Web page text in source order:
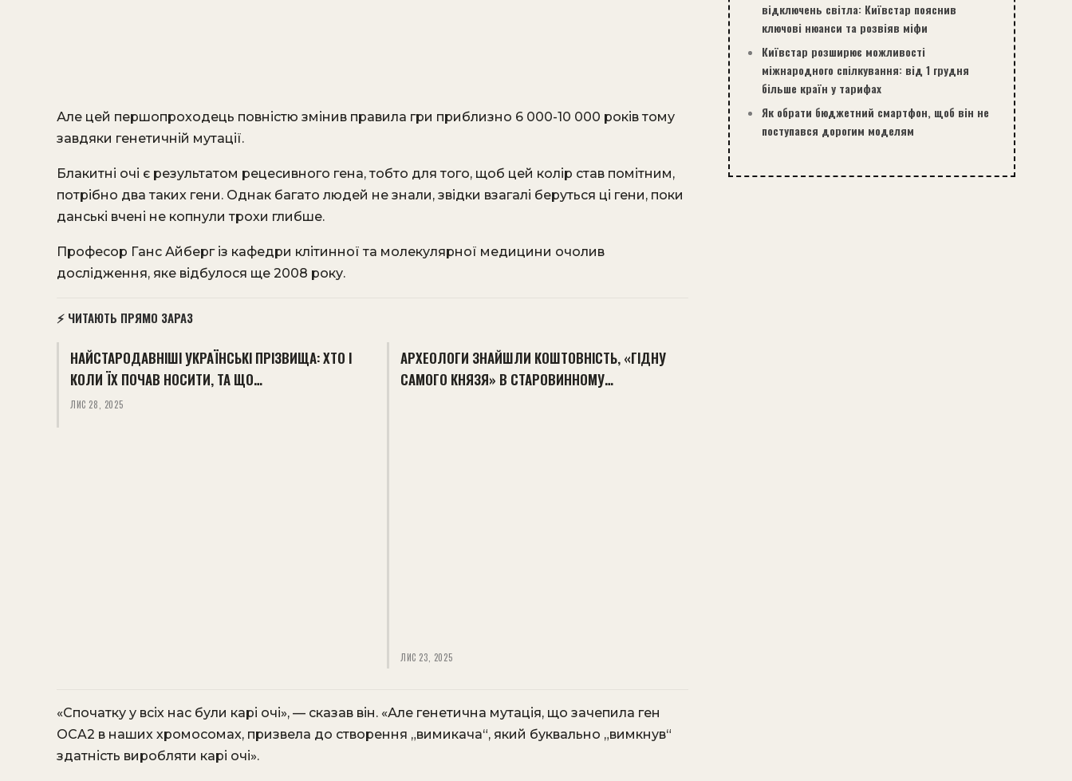
Але цей першопроходець повністю змінив правила гри приблизно 6 000-10 000 років тому
завдяки генетичній мутації.
Блакитні очі є результатом рецесивного гена, тобто для того, щоб цей колір став помітним,
потрібно два таких гени. Однак багато людей не знали, звідки взагалі беруться ці гени, поки
данські вчені не копнули трохи глибше.
Професор Ганс Айберг із кафедри клітинної та молекулярної медицини очолив
дослідження, яке відбулося ще 2008 року.
⚡ ЧИТАЮТЬ ПРЯМО ЗАРАЗ
НАЙСТАРОДАВНІШІ УКРАЇНСЬКІ ПРІЗВИЩА: ХТО І
КОЛИ ЇХ ПОЧАВ НОСИТИ, ТА ЩО…
ЛИС 28, 2025
АРХЕОЛОГИ ЗНАЙШЛИ КОШТОВНІСТЬ, «ГІДНУ
САМОГО КНЯЗЯ» В СТАРОВИННОМУ…
ЛИС 23, 2025
«Спочатку у всіх нас були карі очі», — сказав він. «Але генетична мутація, що зачепила ген
OCA2 в наших хромосомах, призвела до створення „вимикача“, який буквально „вимкнув“
здатність виробляти карі очі».
відключень світла: Київстар пояснив
ключові нюанси та розвіяв міфи
Київстар розширює можливості
міжнародного спілкування: від 1 грудня
більше країн у тарифах
Як обрати бюджетний смартфон, щоб він не
поступався дорогим моделям